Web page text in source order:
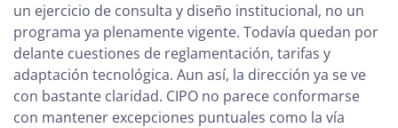
un ejercicio de consulta y diseño institucional, no un
programa ya plenamente vigente. Todavía quedan por
delante cuestiones de reglamentación, tarifas y
adaptación tecnológica. Aun así, la dirección ya se ve
con bastante claridad. CIPO no parece conformarse
con mantener excepciones puntuales como la vía